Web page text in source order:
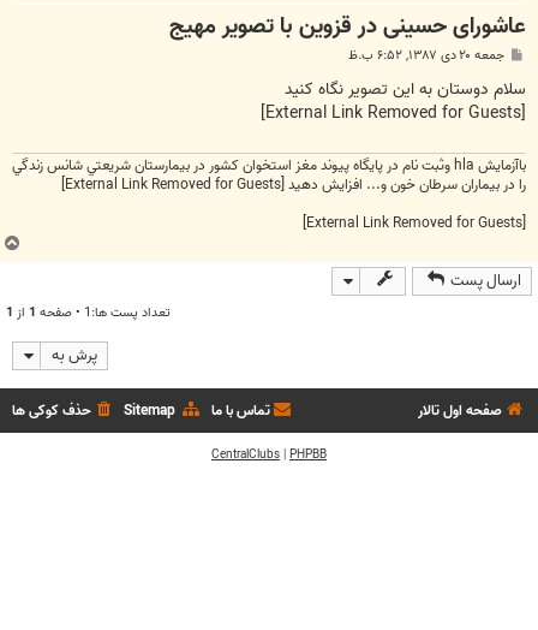
عاشورای حسینی در قزوین با تصویر مهیج
ت
جمعه ۲۰ دی ۱۳۸۷, ۶:۵۲ ب.ظ
سلام دوستان به این تصویر نگاه کنید
[External Link Removed for Guests]
باآزمايش hla وثبت نام در پايگاه پيوند مغز استخوان كشور در بيمارستان شريعتي شانس زندگي
را در بيماران سرطان خون و... افزايش دهيد [External Link Removed for Guests]
[External Link Removed for Guests]
ارسال پست
تعداد پست ها:1 • صفحه 1 از 1
پرش به
صفحه اول تالار حذف کوکی ها Sitemap تماس با ما
PHPBB
|
CentralClubs